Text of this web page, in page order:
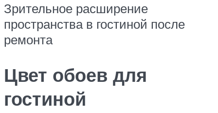
Зрительное расширение
пространства в гостиной после
ремонта
Цвет обоев для
гостиной